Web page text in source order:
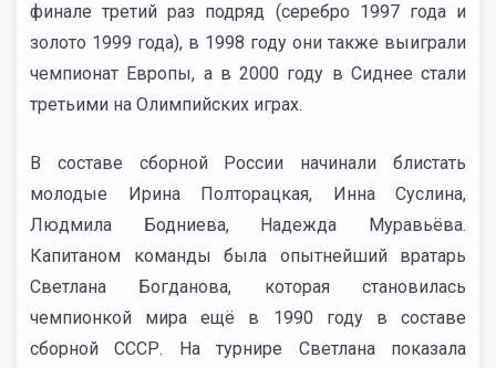
финале третий раз подряд (серебро 1997 года и
золото 1999 года), в 1998 году они также выиграли
чемпионат Европы, а в 2000 году в Сиднее стали
третьими на Олимпийских играх.
В составе сборной России начинали блистать
молодые Ирина Полторацкая, Инна Суслина,
Людмила Бодниева, Надежда Муравьёва.
Капитаном команды была опытнейший вратарь
Светлана Богданова, которая становилась
чемпионкой мира ещё в 1990 году в составе
сборной СССР. На турнире Светлана показала